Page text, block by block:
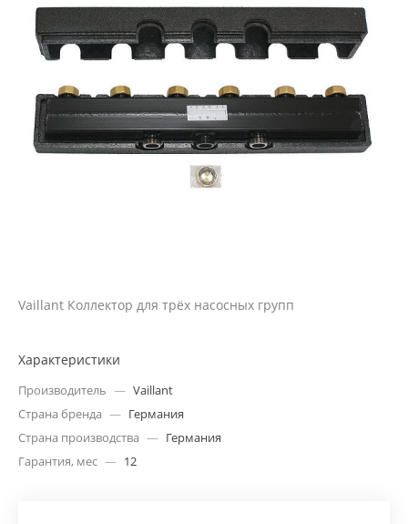
Vaillant Коллектор для трёх насосных групп
Характеристики
Производитель — Vaillant
Страна бренда — Германия
Страна производства — Германия
Гарантия, мес — 12